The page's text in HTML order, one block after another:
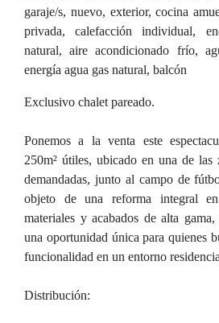
garaje/s, nuevo, exterior, cocina
privada, calefacción individual,
natural, aire acondicionado frío,
energía agua gas natural, balcón
Exclusivo chalet pareado.
Ponemos a la venta este
250m² útiles, ubicado en una de las
demandadas, junto al campo de
objeto de una reforma integral
materiales y acabados de alta
una oportunidad única para quienes
funcionalidad en un entorno
Distribución: